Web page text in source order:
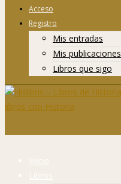
Acceso
Registro
Mis entradas
Mis publicaciones
Libros que sigo
Inicio
Libros